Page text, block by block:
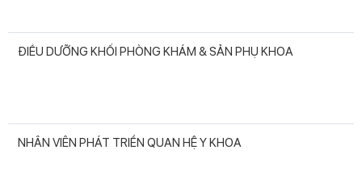
ĐIỀU DƯỠNG KHỐI PHÒNG KHÁM & SẢN PHỤ KHOA
NHÂN VIÊN PHÁT TRIỂN QUAN HỆ Y KHOA